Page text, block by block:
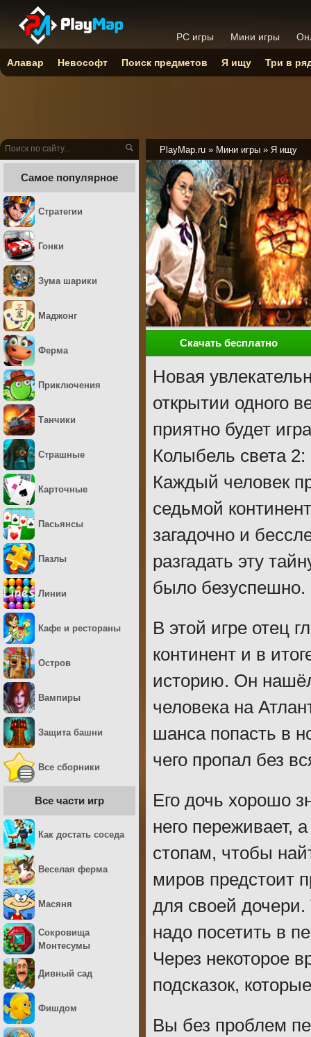
PlayMap.ru » Мини игры » Я ищу
Скачать бесплатно
Новая
открытии одного
приятно будет
Колыбель света
Каждый человек
седьмой
загадочно и
разгадать эту
было безуспешно.
В этой игре отец
континент и в
историю. Он
человека на
шанса попасть в
чего пропал без
Его дочь хорошо
него переживает,
стопам, чтобы
миров предстоит
для своей
надо посетить в
Через некоторое
подсказок,
Вы без проблем
Самое популярное
Стратегии
Гонки
Зума шарики
Маджонг
Ферма
Приключения
Танчики
Страшные
Карточные
Пасьянсы
Пазлы
Линии
Кафе и рестораны
Остров
Вампиры
Защита башни
Все сборники
Все части игр
Как достать соседа
Веселая ферма
Масяня
Сокровища
Монтесумы
Дивный сад
Фишдом
PC игры Мини игры
Алавар Невософт Поиск предметов Я ищу Три в